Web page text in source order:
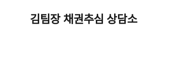
김팀장 채권추심 상담소